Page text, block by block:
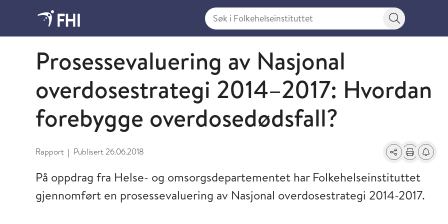
Søk i Folkehelseinstituttet
Søkeknapp
2018 - publikasjoner fra FHI
Prosessevaluering av Nasjonal
overdosestrategi 2014–2017: Hvordan
forebygge overdosedødsfall?
Rapport | Publisert26.06.2018 Del Skriv ut
Få
På oppdrag fra Helse- og omsorgsdepartementet har Folkehelseinstituttet
gjennomført en prosessevaluering av Nasjonal overdosestrategi 2014-2017.